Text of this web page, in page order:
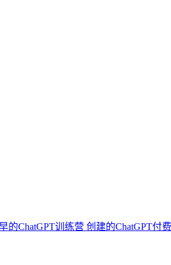
ChatGPT训练营 创建的ChatGPT